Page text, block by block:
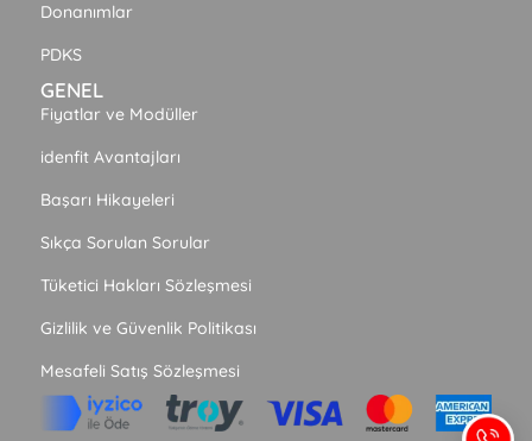
Donanımlar
PDKS
GENEL
Fiyatlar ve Modüller
idenfit Avantajları
Başarı Hikayeleri
Sıkça Sorulan Sorular
Tüketici Hakları Sözleşmesi
Gizlilik ve Güvenlik Politikası
Mesafeli Satış Sözleşmesi